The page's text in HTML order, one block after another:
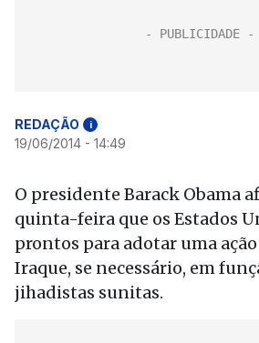
REDAÇÃO i
19/06/2014 - 14:49
O presidente Barack Obama
quinta-feira que os Estados
prontos para adotar uma
Iraque, se necessário, em
jihadistas sunitas.